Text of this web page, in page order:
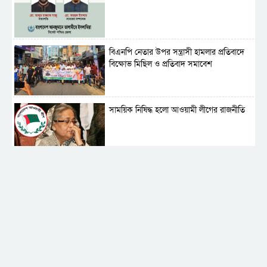
বিএনপি নেতার উপর সন্ত্রাসী হামলার প্রতিবাদে
বিক্ষোভ মিছিল ও প্রতিবাদ সমাবেশ
সাময়িক নিষিদ্ধ হলো আওয়ামী লীগের রাজনীতি